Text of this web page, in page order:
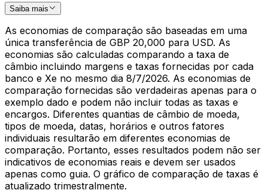
Saiba mais
As economias de comparação são baseadas em uma
única transferência de GBP 20,000 para USD. As
economias são calculadas comparando a taxa de
câmbio incluindo margens e taxas fornecidas por cada
banco e Xe no mesmo dia 8/7/2026. As economias de
comparação fornecidas são verdadeiras apenas para o
exemplo dado e podem não incluir todas as taxas e
encargos. Diferentes quantias de câmbio de moeda,
tipos de moeda, datas, horários e outros fatores
individuais resultarão em diferentes economias de
comparação. Portanto, esses resultados podem não ser
indicativos de economias reais e devem ser usados
apenas como guia. O gráfico de comparação de taxas é
atualizado trimestralmente.